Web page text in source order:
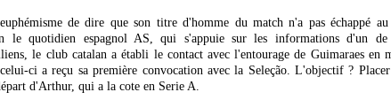
de dire que son titre d'homme du match n'a pas échappé
le quotidien espagnol AS, qui s'appuie sur les informations d'un de
le club catalan a établi le contact avec l'entourage de Guimaraes en
ci a reçu sa première convocation avec la Seleção. L'objectif ? Placer
d'Arthur, qui a la cote en Serie A.